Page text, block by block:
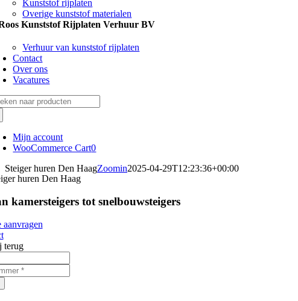
Kunststof rijplaten
Overige kunststof materialen
Kunststof Rijplaten Verhuur BV
Verhuur van kunststof rijplaten
Contact
Over ons
Vacatures
Mijn account
WooCommerce Cart0
Steiger huren Den HaagZoomin2025-04-29T12:23:36+00:00
huren Den Haag
kamersteigers tot snelbouwsteigers
aanvragen
terug